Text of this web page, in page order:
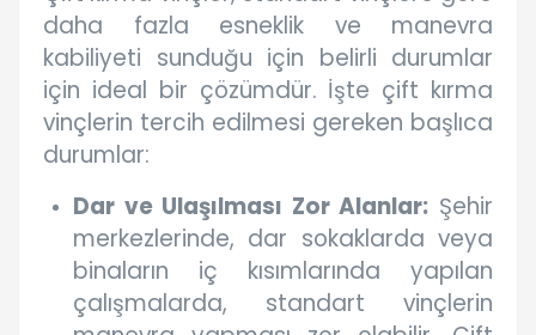
daha fazla esneklik ve manevra
kabiliyeti sunduğu için belirli durumlar
için ideal bir çözümdür. İşte çift kırma
vinçlerin tercih edilmesi gereken başlıca
durumlar:
Dar ve Ulaşılması Zor Alanlar: Şehir
merkezlerinde, dar sokaklarda veya
binaların iç kısımlarında yapılan
çalışmalarda, standart vinçlerin